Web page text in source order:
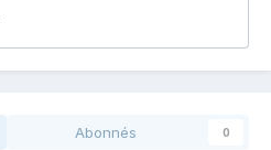
Abonnés 0